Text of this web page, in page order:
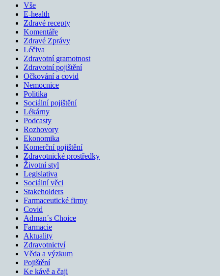
Vše
E-health
Zdravé recepty
Komentáře
Zdravé Zprávy
Léčiva
Zdravotní gramotnost
Zdravotní pojištění
Očkování a covid
Nemocnice
Politika
Sociální pojištění
Lékárny
Podcasty
Rozhovory
Ekonomika
Komerční pojištění
Zdravotnické prostředky
Životní styl
Legislativa
Sociální věci
Stakeholders
Farmaceutické firmy
Covid
Adman´s Choice
Farmacie
Aktuality
Zdravotnictví
Věda a výzkum
Pojištění
Ke kávě a čaji